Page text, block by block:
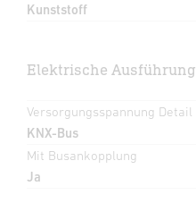
Kunststoff
Elektrische Ausführung
Versorgungsspannung Detail
KNX-Bus
Mit Busankopplung
Ja